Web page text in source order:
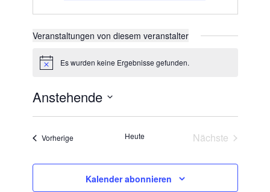
Veranstaltungen von diesem veranstalter
HinweisEs wurden keine Ergebnisse gefunden.
Anstehende
VorherigeVeranstaltungenHeute Nächste
Kalender abonnieren